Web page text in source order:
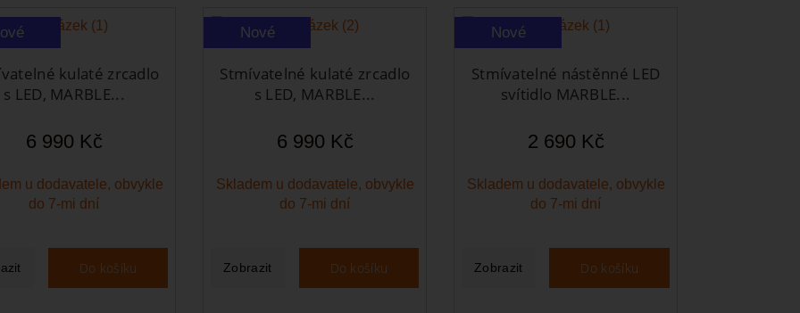
kulaté zrcadlo
s LED, MARBLE...
6 990 Kč
u dodavatele, obvykle
do 7-mi dní
Do košíku
Nové
Stmívatelné kulaté zrcadlo
s LED, MARBLE...
6 990 Kč
Skladem u dodavatele, obvykle
do 7-mi dní
Zobrazit Do košíku
Nové
Stmívatelné nástěnné LED
svítidlo MARBLE...
2 690 Kč
Skladem u dodavatele, obvykle
do 7-mi dní
Zobrazit Do košíku